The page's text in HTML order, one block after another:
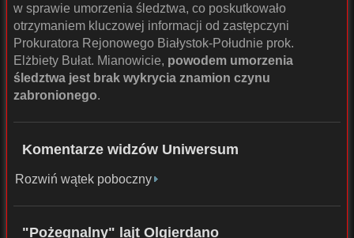
w sprawie umorzenia śledztwa, co poskutkowało
otrzymaniem kluczowej informacji od zastępczyni
Prokuratora Rejonowego Białystok-Południe prok.
Elżbiety Bułat. Mianowicie, powodem umorzenia
śledztwa jest brak wykrycia znamion czynu
zabronionego.
Komentarze widzów Uniwersum
Rozwiń wątek poboczny
"Pożegnalny" lajt Olgierdano